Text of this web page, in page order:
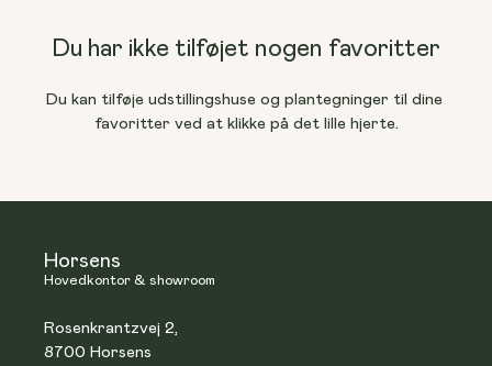
Find spottet til jeres hjem
Find naboskab lige ved døren
Kig indenfor i andres hjem
Du har ikke tilføjet nogen favoritter
Du kan tilføje udstillingshuse og plantegninger til dine
favoritter ved at klikke på det lille hjerte.
Horsens
Hovedkontor & showroom
Rosenkrantzvej 2,
8700 Horsens